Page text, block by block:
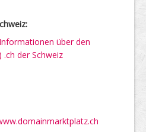
über den
der Schweiz